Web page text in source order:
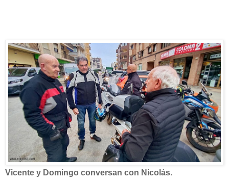
Vicente y Domingo conversan con Nicolás.